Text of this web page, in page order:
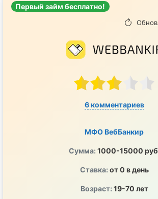
Первый займ бесплатно!
6 комментариев
МФО ВебБанкир
Сумма: 1000-15000
Ставка: от 0 в день
Возраст: 19-70 лет